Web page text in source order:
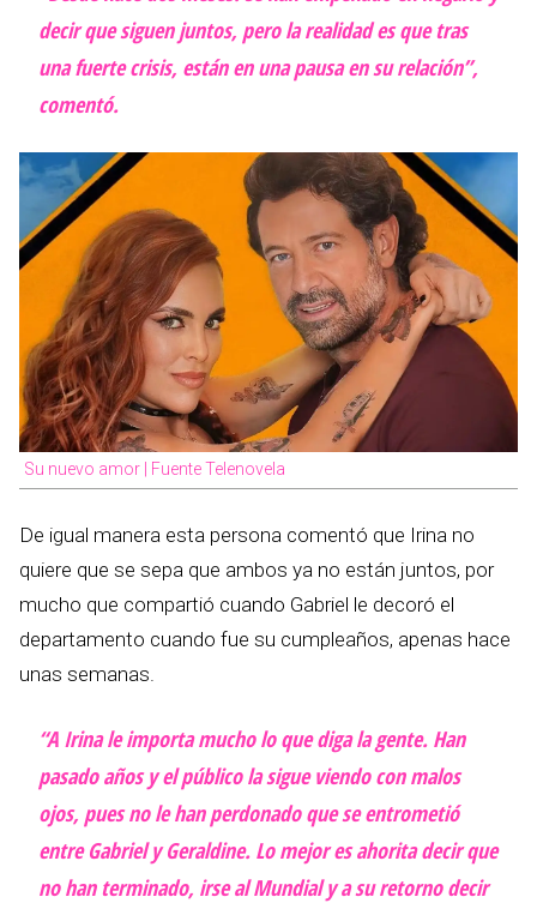
decir que siguen juntos, pero la realidad es que tras
una fuerte crisis, están en una pausa en su relación”,
comentó.
Su nuevo amor | Fuente Telenovela
De igual manera esta persona comentó que Irina no
quiere que se sepa que ambos ya no están juntos, por
mucho que compartió cuando Gabriel le decoró el
departamento cuando fue su cumpleaños, apenas hace
unas semanas.
“A Irina le importa mucho lo que diga la gente. Han
pasado años y el público la sigue viendo con malos
ojos, pues no le han perdonado que se entrometió
entre Gabriel y Geraldine. Lo mejor es ahorita decir que
no han terminado, irse al Mundial y a su retorno decir